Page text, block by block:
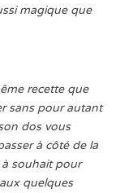
magique que
recette que
sans pour autant
dos vous
à côté de la
à souhait pour
quelques